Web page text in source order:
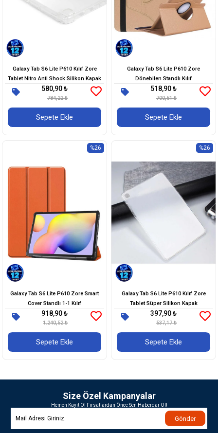
Galaxy Tab S6 Lite P610 Kılıf Zore
Tablet Nitro Anti Shock Silikon Kapak
580,90 ₺
784,22 ₺
Sepete Ekle
Galaxy Tab S6 Lite P610 Zore
Dönebilen Standlı Kılıf
518,90 ₺
700,51 ₺
Sepete Ekle
Galaxy Tab S6 Lite P610 Zore Smart
Cover Standlı 1-1 Kılıf
918,90 ₺
1.240,52 ₺
Sepete Ekle
%26
Galaxy Tab S6 Lite P610 Kılıf Zore
Tablet Süper Silikon Kapak
397,90 ₺
537,17 ₺
Sepete Ekle
%26
Size Özel Kampanyalar
Hemen Kayıt Ol Fırsatlardan Önce Sen Haberdar Ol!
Gönder